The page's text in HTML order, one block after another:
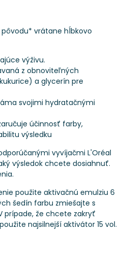
pôvodu* vrátane hĺbkovo
výživu.
z obnoviteľných
a glycerín pre
svojimi hydratačnými
účinnosť farby,
výsledku
vyvíjačmi L'Oréal
výsledok chcete dosiahnuť.
použite aktivačnú emulziu 6
šedín farbu zmiešajte s
prípade, že chcete zakryť
najsilnejší aktivátor 15 vol.